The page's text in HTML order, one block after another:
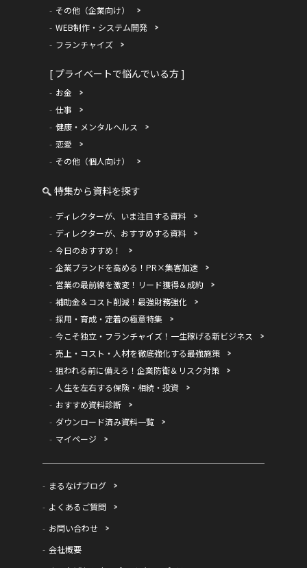
その他（企業向け）
WEB制作・システム開発
フランチャイズ
[ プライベートで悩んでいる方 ]
お金
仕事
健康・メンタルヘルス
恋愛
その他（個人向け）
特集から資料を探す
ディレクターが、いま注目する資料
ディレクターが、おすすめする資料
今日のおすすめ！
企業ブランドを高める！PR×集客加速
営業の最前線を激変！リード獲得＆成約
補助金＆コスト削減！最強財務強化
採用・育成・定着の極意特集
今こそ独立・フランチャイズ！一生稼げる新ビジネス
売上・コスト・人材を徹底強化する最強施策
狙われる前に備えろ！企業防衛＆リスク対策
人生を左右する保険・相続・投資
おすすめ資料診断
ダウンロード済み資料一覧
マイページ
まるなげブログ
よくあるご質問
お問い合わせ
会社概要